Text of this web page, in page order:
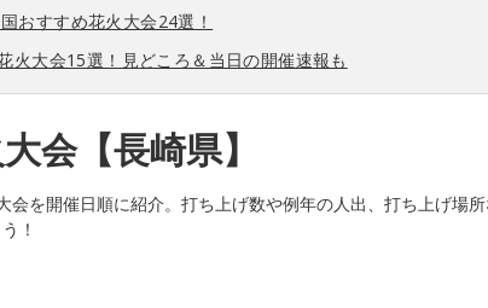
おすすめ花火大会24選！
火大会15選！見どころ＆当日の開催速報も
会【長崎県】
会を開催日順に紹介。打ち上げ数や例年の人出、打ち上げ場
！